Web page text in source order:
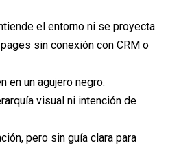
el entorno ni se proyecta.
sin conexión con CRM o
en un agujero negro.
visual ni intención de
pero sin guía clara para